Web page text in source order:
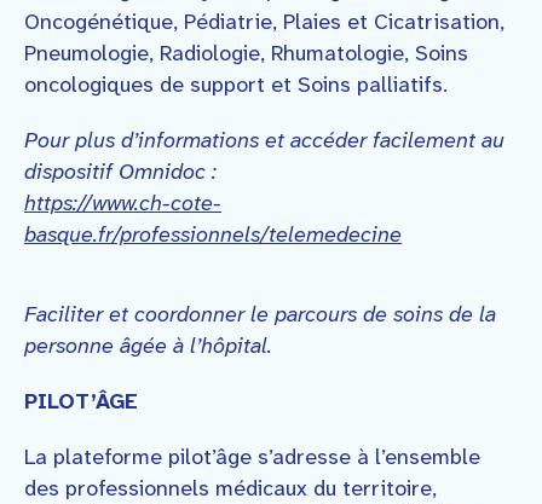
Oncogénétique, Pédiatrie, Plaies et Cicatrisation,
Pneumologie, Radiologie, Rhumatologie, Soins
oncologiques de support et Soins palliatifs.
Pour plus d’informations et accéder facilement au
dispositif Omnidoc :
https://www.ch-cote-
basque.fr/professionnels/telemedecine
Faciliter et coordonner le parcours de soins de la
personne âgée à l’hôpital.
PILOT’ÂGE
La plateforme pilot’âge s’adresse à l’ensemble
des professionnels médicaux du territoire,